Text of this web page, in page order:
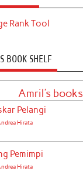
BOOK SHELF
Amril's books
Pelangi
Hirata
Pemimpi
Hirata